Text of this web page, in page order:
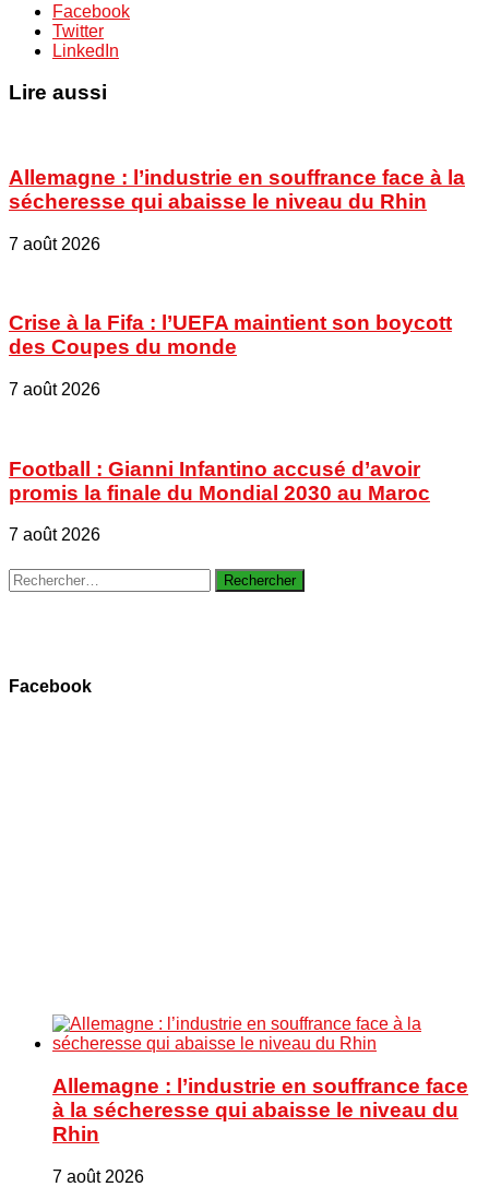
Facebook
Twitter
LinkedIn
Lire aussi
Allemagne : l’industrie en souffrance face à la
sécheresse qui abaisse le niveau du Rhin
7 août 2026
Crise à la Fifa : l’UEFA maintient son boycott
des Coupes du monde
7 août 2026
Football : Gianni Infantino accusé d’avoir
promis la finale du Mondial 2030 au Maroc
7 août 2026
Rechercher :
Facebook
Allemagne : l’industrie en souffrance face
à la sécheresse qui abaisse le niveau du
Rhin
7 août 2026